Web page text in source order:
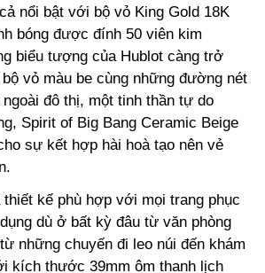
nổi bật với bộ vỏ King Gold 18K
bóng được đính 50 viên kim
biểu tượng của Hublot càng trở
vỏ màu be cùng những đường nét
đô thị, một tinh thần tự do
Spirit of Big Bang Ceramic Beige
sự kết hợp hài hoà tạo nên vẻ
kế phù hợp với mọi trang phục
dù ở bất kỳ đâu từ văn phòng
những chuyến đi leo núi đến khám
kích thước 39mm ôm thanh lịch